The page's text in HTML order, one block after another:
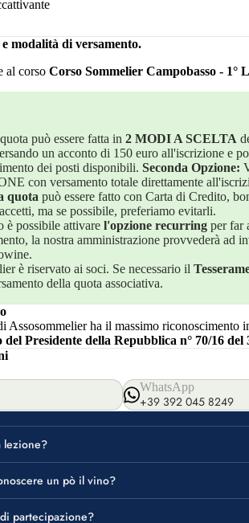
modalità di versamento.
al corso Corso Sommelier Campobasso - 1°
può essere fatta in 2 MODI A SCELTA
un acconto di 150 euro all'iscrizione e
dei posti disponibili. Seconda Opzione:
con versamento totale direttamente
quota può essere fatto con Carta di Credito,
ma se possibile, preferiamo evitarli.
è possibile attivare l'opzione recurring per far
la nostra amministrazione provvederà ad
è riservato ai soci. Se necessario il
della quota associativa.
Assosommelier ha il massimo
Presidente della Repubblica n° 70/16 del
WhatsApp
+39 392 045 8249
lezione?
un pò il vino?
partecipazione?